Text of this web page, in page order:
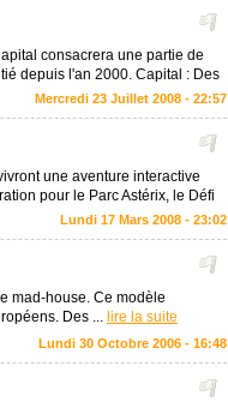
consacrera une partie de
depuis l'an 2000. Capital : Des
Mercredi 23 Juillet 2008 - 22:57
une aventure interactive
pour le Parc Astérix, le Défi
Lundi 17 Mars 2008 - 23:02
mad-house. Ce modèle
Des ... lire la suite
Lundi 30 Octobre 2006 - 16:48